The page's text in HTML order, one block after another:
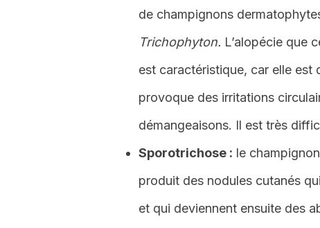
de champignons
Trichophyton. L’alopécie que
est caractéristique, car elle est
provoque des irritations
démangeaisons. Il est très
Sporotrichose : le champignon
produit des nodules cutanés
et qui deviennent ensuite des